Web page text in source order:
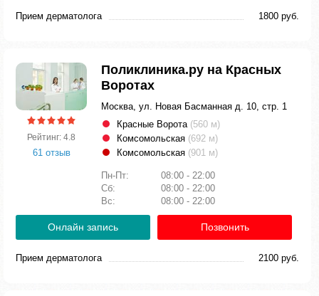
Прием дерматолога 1800 руб.
Рейтинг: 4.8
61 отзыв
Поликлиника.ру на Красных
Воротах
Москва, ул. Новая Басманная д. 10, стр. 1
Красные Ворота (560 м)
Комсомольская (692 м)
Комсомольская (901 м)
Пн-Пт:
08:00 - 22:00
Сб:
08:00 - 22:00
Вс:
08:00 - 22:00
Онлайн запись Позвонить
Прием дерматолога 2100 руб.